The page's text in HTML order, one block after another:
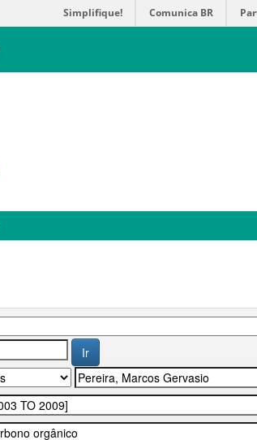
Simplifique! Comunica BR